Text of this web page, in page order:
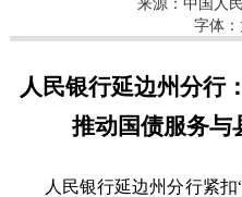
字体：
人民银行延边州分行
推动国债服务与
人民银行延边州分行紧